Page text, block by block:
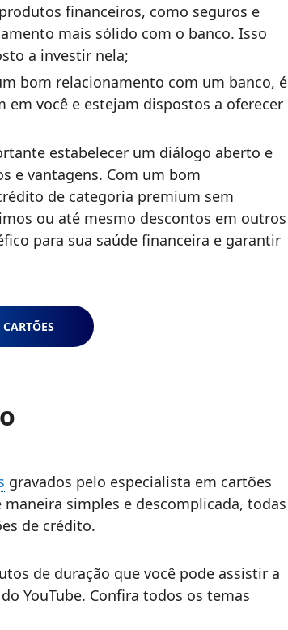
financeiros, como seguros e
mais sólido com o banco. Isso
a investir nela;
bom relacionamento com um banco, é
você e estejam dispostos a oferecer
estabelecer um diálogo aberto e
e vantagens. Com um bom
de categoria premium sem
ou até mesmo descontos em outros
para sua saúde financeira e garantir
gravados pelo especialista em cartões
simples e descomplicada, todas
de crédito.
de duração que você pode assistir a
YouTube. Confira todos os temas